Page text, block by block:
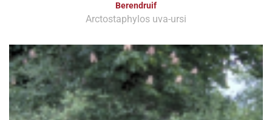
Berendruif
Arctostaphylos uva-ursi